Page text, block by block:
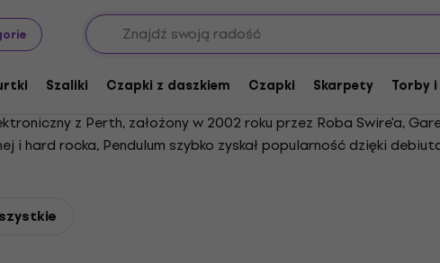
Szaliki Czapki z daszkiem Czapki Skarpety Torby
z Perth, założony w 2002 roku przez Roba Swire'a,
i hard rocka, Pendulum szybko zyskał popularność dzięki
wpływowym zespołem dzięki swojemu gatunkowemu brzmieniu